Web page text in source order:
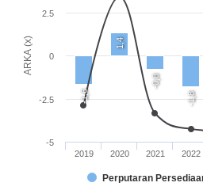
ARKA (x)
-1,6
1,4
-0,8
-1,8
Perputaran
2019 2020 2021 2022
-5
-2.5
0
2.5